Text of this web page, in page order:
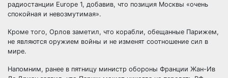
радиостанции Europe 1, добавив, что позиция Москвы «очень
спокойная и невозмутимая».
Кроме того, Орлов заметил, что корабли, обещанные Парижем,
не являются оружием войны и не изменят соотношение сил в
мире.
Напомним, ранее в пятницу министр обороны Франции Жан-Ив